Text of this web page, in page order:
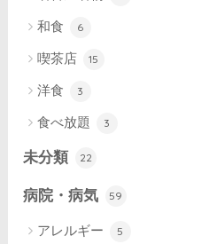
和食 6
喫茶店 15
洋食 3
食べ放題 3
未分類 22
病院・病気 59
アレルギー 5